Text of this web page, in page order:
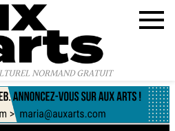
NORMAND GRATUIT